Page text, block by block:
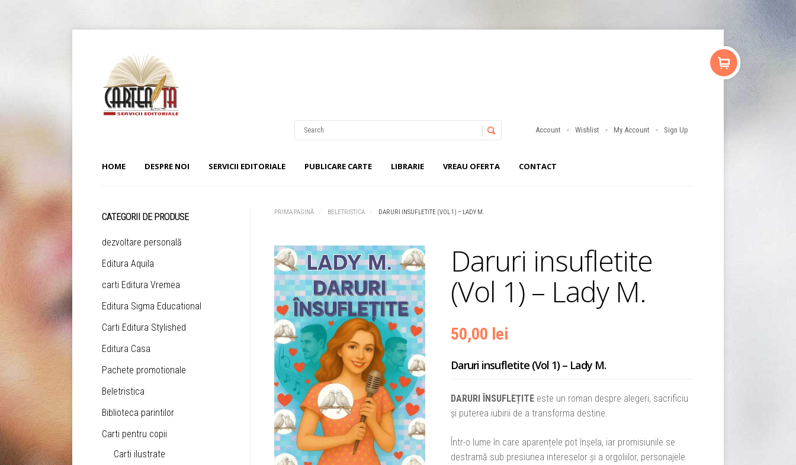
Account Wishlist My Account Sign Up
HOME DESPRE NOI SERVICII EDITORIALE PUBLICARE CARTE LIBRARIE VREAU OFERTA CONTACT
PRIMA PAGINĂ BELETRISTICA DARURI INSUFLETITE (VOL 1) – LADY M.
Daruri insufletite
(Vol 1) – Lady M.
50,00 lei
Daruri insufletite (Vol 1) – Lady M.
DARURI ÎNSUFLEȚITEeste un roman despre alegeri, sacrificiu
și puterea iubirii de a transforma destine.
Într-o lume în care aparențele pot înșela, iar promisiunile se
destramă sub presiunea intereselor și a orgoliilor, personajele
CATEGORII DE PRODUSE
dezvoltare personală
Editura Aquila
carti Editura Vremea
Editura Sigma Educational
Carti Editura Stylished
Editura Casa
Pachete promotionale
Beletristica
Biblioteca parintilor
Carti pentru copii
Carti ilustrate
Password
Remember Me